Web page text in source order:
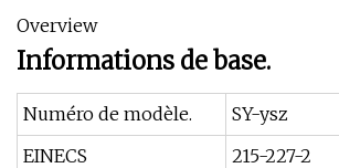
Overview
Informations de base.
Numéro de modèle.
SY-ysz
EINECS
215-227-2